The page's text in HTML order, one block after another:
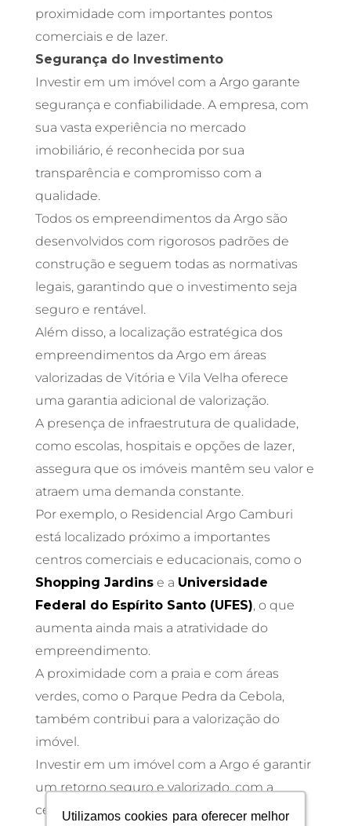
Utilizamos cookies para oferecer melhor
Utilizamos cookies para oferecer melhor
proximidade com importantes pontos
comerciais e de lazer.
Segurança do Investimento
Investir em um imóvel com a Argo garante
segurança e confiabilidade. A empresa, com
sua vasta experiência no mercado
imobiliário, é reconhecida por sua
transparência e compromisso com a
qualidade.
Todos os empreendimentos da Argo são
desenvolvidos com rigorosos padrões de
construção e seguem todas as normativas
legais, garantindo que o investimento seja
seguro e rentável.
Além disso, a localização estratégica dos
empreendimentos da Argo em áreas
valorizadas de Vitória e Vila Velha oferece
uma garantia adicional de valorização.
A presença de infraestrutura de qualidade,
como escolas, hospitais e opções de lazer,
assegura que os imóveis mantêm seu valor e
atraem uma demanda constante.
Por exemplo, o Residencial Argo Camburi
está localizado próximo a importantes
centros comerciais e educacionais, como o
Shopping Jardinse a Universidade
Federal do Espírito Santo (UFES), o que
aumenta ainda mais a atratividade do
empreendimento.
A proximidade com a praia e com áreas
verdes, como o Parque Pedra da Cebola,
também contribui para a valorização do
imóvel.
Investir em um imóvel com a Argo é garantir
um retorno seguro e valorizado, com a
certeza de que você está adquirindo um